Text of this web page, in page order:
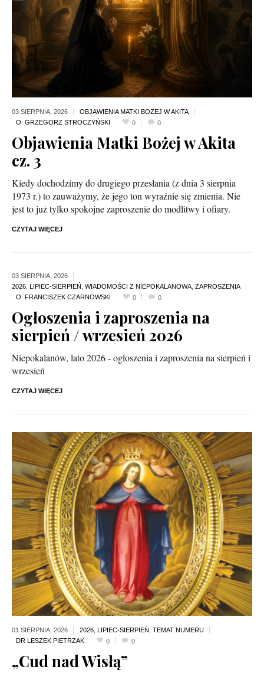
03 SIERPNIA, 2026
OBJAWIENIA MATKI BOZEJ W AKITA
0
0
Objawienia Matki Bożej w Akita
cz. 3
Kiedy dochodzimy do drugiego przesłania (z dnia 3 sierpnia
1973 r.) to zauważymy, że jego ton wyraźnie się zmienia. Nie
jest to już tylko spokojne zaproszenie do modlitwy i ofiary.
CZYTAJ WIĘCEJ
03 SIERPNIA, 2026
2026, LIPIEC-SIERPIEŃ WIADOMOŚCI Z NIEPOKALANOWA, ZAPROSZENIA
0
0
Ogłoszenia i zaproszenia na
sierpień / wrzesień 2026
Niepokalanów, lato 2026 - ogłoszenia i zaproszenia na sierpień i
wrzesień
CZYTAJ WIĘCEJ
01 SIERPNIA, 2026 2026, LIPIEC-SIERPIEŃ TEMAT NUMERU
0
0
„Cud nad Wisłą”